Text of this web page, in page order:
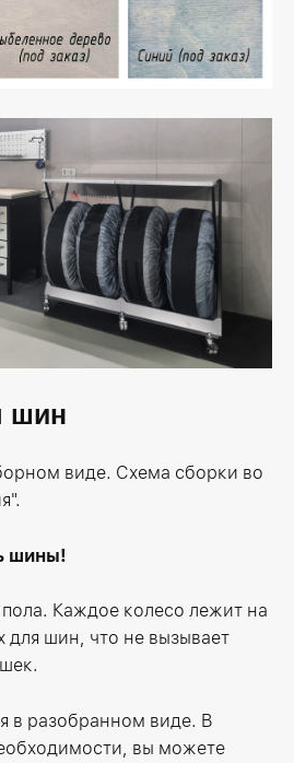
шин
виде. Схема сборки во
шины!
Каждое колесо лежит на
для шин, что не вызывает
в разобранном виде. В
вы можете